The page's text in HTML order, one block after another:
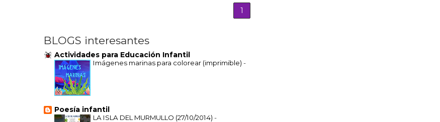
1
BLOGS interesantes
Actividades para Educación Infantil
Imágenes marinas para colorear (imprimible) -
Poesía infantil
LA ISLA DEL MURMULLO (27/10/2014) -